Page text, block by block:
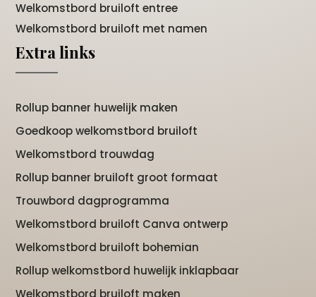
Welkomstbord bruiloft entree
Welkomstbord bruiloft met namen
Extra links
Rollup banner huwelijk maken
Goedkoop welkomstbord bruiloft
Welkomstbord trouwdag
Rollup banner bruiloft groot formaat
Trouwbord dagprogramma
Welkomstbord bruiloft Canva ontwerp
Welkomstbord bruiloft bohemian
Rollup welkomstbord huwelijk inklapbaar
Welkomstbord bruiloft maken